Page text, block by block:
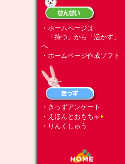
・ホームページは
「持つ」から「活かす」
へ
・ホームページ作成ソフト
・きっずアンケート
・えほんとおもちゃ
・りんくしゅう